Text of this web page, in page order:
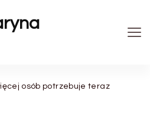
osób potrzebuje teraz